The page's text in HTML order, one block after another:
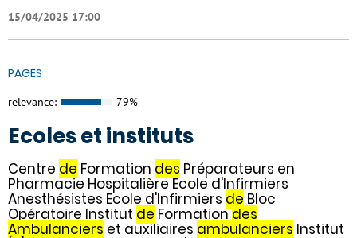
15/04/2025 17:00
PAGES
relevance: 79%
Ecoles et instituts
Centre de Formation des Préparateurs en
Pharmacie Hospitalière Ecole d'Infirmiers
Anesthésistes Ecole d'Infirmiers de Bloc
Opératoire Institut de Formationdes
Ambulanciers et auxiliaires ambulanciers Institut